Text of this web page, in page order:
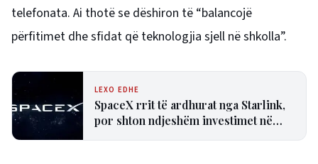
telefonata. Ai thotë se dëshiron të “balancojë
përfitimet dhe sfidat që teknologjia sjell në shkolla”.
LEXO EDHE
SpaceX rrit të ardhurat nga Starlink,
por shton ndjeshëm investimet në